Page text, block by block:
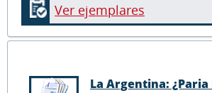
Ver ejemplares
La Argentina: